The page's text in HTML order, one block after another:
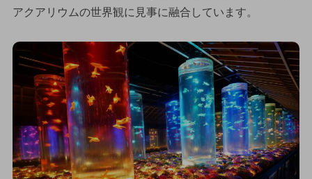
アクアリウムの世界観に見事に融合しています。